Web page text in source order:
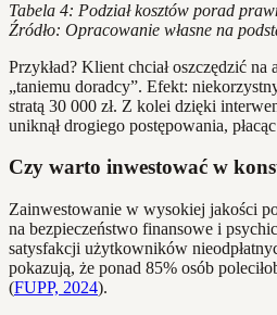
Tabela 4: Podział kosztów porad
Źródło: Opracowanie własne na
Przykład? Klient chciał oszczędzić na
„taniemu doradcy”. Efekt:
stratą 30 000 zł. Z kolei dzięki
uniknął drogiego postępowania,
Czy warto inwestować w
Zainwestowanie w wysokiej jakości
na bezpieczeństwo finansowe i
satysfakcji użytkowników
pokazują, że ponad 85% osób
(FUPP, 2024).